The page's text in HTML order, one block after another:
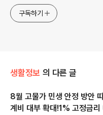
구독하기
생활정보 의 다른 글
8월 고물가 민생 안정 방안
계비 대부 확대!1% 고정금리